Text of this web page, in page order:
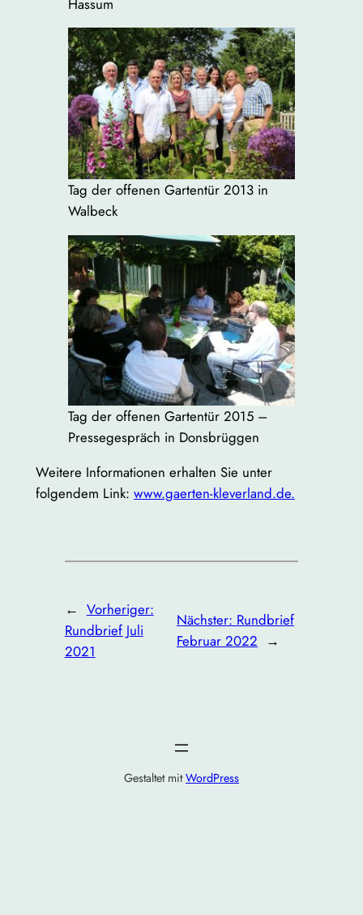
Tag der offenen Gartentür 2013 in
Walbeck
Tag der offenen Gartentür 2015 –
Pressegespräch in Donsbrüggen
Weitere Informationen erhalten Sie unter
folgendem Link: www.gaerten-kleverland.de.
← Vorheriger:
Rundbrief Juli
2021
Nächster: Rundbrief
Februar 2022 →
Gestaltet mitWordPress